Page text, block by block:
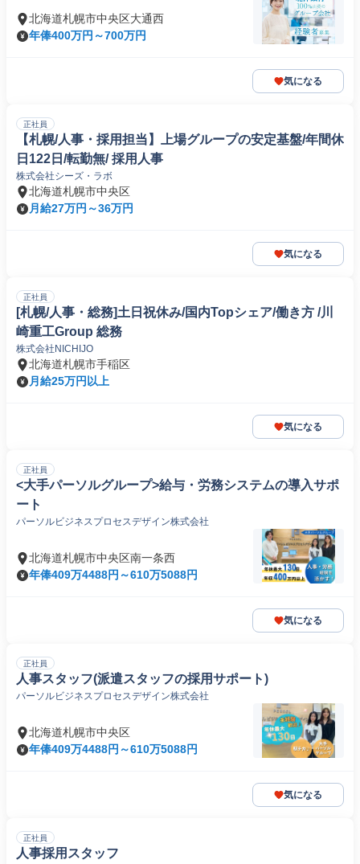
北海道札幌市中央区大通西
年俸400万円～700万円
気になる
正社員
【札幌/人事・採用担当】上場グループの安定基盤/年間休
日122日/転勤無/ 採用人事
株式会社シーズ・ラボ
北海道札幌市中央区
月給27万円～36万円
気になる
正社員
[札幌/人事・総務]土日祝休み/国内Topシェア/働き方 /川
崎重工Group 総務
株式会社NICHIJO
北海道札幌市手稲区
月給25万円以上
気になる
正社員
<大手パーソルグループ>給与・労務システムの導入サポ
ート
パーソルビジネスプロセスデザイン株式会社
北海道札幌市中央区南一条西
年俸409万4488円～610万5088円
気になる
正社員
人事スタッフ(派遣スタッフの採用サポート)
パーソルビジネスプロセスデザイン株式会社
北海道札幌市中央区
年俸409万4488円～610万5088円
気になる
正社員
人事採用スタッフ